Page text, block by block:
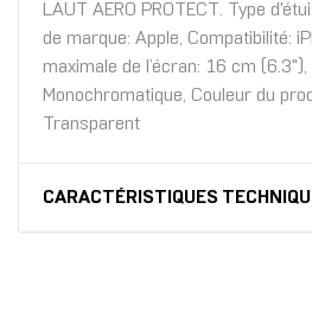
LAUT AERO PROTECT. Type
de marque: Apple, Compatibilité:
maximale de l’écran: 16 cm
Monochromatique, Couleur du
Transparent
CARACTÉRISTIQUES